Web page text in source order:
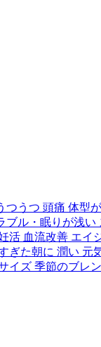
つうつ 頭痛 体型
ブル・眠りが浅い
活 血流改善 エイ
ぎた朝に 潤い 元
イズ 季節のブレ